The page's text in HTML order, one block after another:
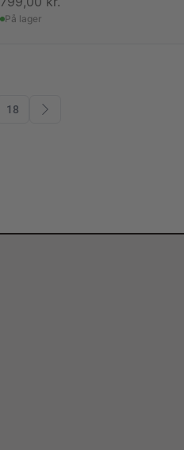
På lager
18